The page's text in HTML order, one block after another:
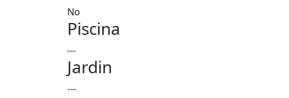
No
Piscina
---
Jardin
---